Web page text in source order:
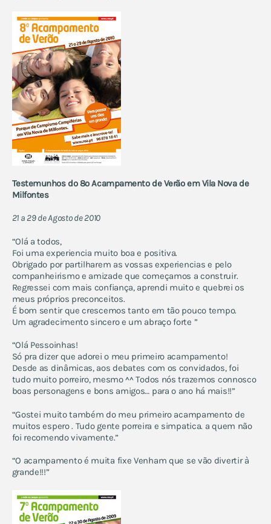
Testemunhos do 8º Acampamento de Verão em Vila Nova de
Milfontes
21 a 29 de Agosto de 2010
“Olá a todos,
Foi uma experiencia muito boa e positiva.
Obrigado por partilharem as vossas experiencias e pelo
companheirismo e amizade que começamos a construir.
Regressei com mais confiança, aprendi muito e quebrei os
meus próprios preconceitos.
É bom sentir que crescemos tanto em tão pouco tempo.
Um agradecimento sincero e um abraço forte ”
“Olá Pessoinhas!
Só pra dizer que adorei o meu primeiro acampamento!
Desde as dinâmicas, aos debates com os convidados, foi
tudo muito porreiro, mesmo ^^ Todos nós trazemos connosco
boas personagens e bons amigos… para o ano há mais!!”
“Gostei muito também do meu primeiro acampamento de
muitos espero . Tudo gente porreira e simpatica. a quem não
foi recomendo vivamente.”
“O acampamento é muita fixe Venham que se vão divertir à
grande!!!”